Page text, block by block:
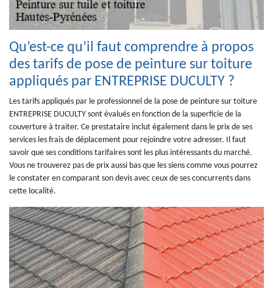
Qu’est-ce qu’il faut comprendre à propos
des tarifs de pose de peinture sur toiture
appliqués par ENTREPRISE DUCULTY ?
Les tarifs appliqués par le professionnel de la pose de peinture sur toiture
ENTREPRISE DUCULTY sont évalués en fonction de la superficie de la
couverture à traiter. Ce prestataire inclut également dans le prix de ses
services les frais de déplacement pour rejoindre votre adresser. Il faut
savoir que ses conditions tarifaires sont les plus intéressants du marché.
Vous ne trouverez pas de prix aussi bas que les siens comme vous pourrez
le constater en comparant son devis avec ceux de ses concurrents dans
cette localité.